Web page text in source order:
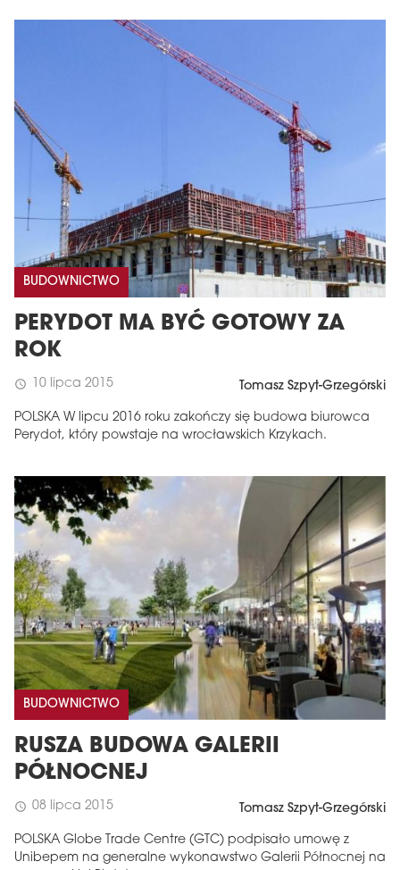
BUDOWNICTWO
PERYDOT MA BYĆ GOTOWY ZA
ROK
schedule 10 lipca 2015 Tomasz Szpyt-Grzegórski
POLSKA W lipcu 2016 roku zakończy się budowa biurowca
Perydot, który powstaje na wrocławskich Krzykach.
BUDOWNICTWO
RUSZA BUDOWA GALERII
PÓŁNOCNEJ
schedule 08 lipca 2015 Tomasz Szpyt-Grzegórski
POLSKA Globe Trade Centre (GTC) podpisało umowę z
Unibepem na generalne wykonawstwo Galerii Północnej na